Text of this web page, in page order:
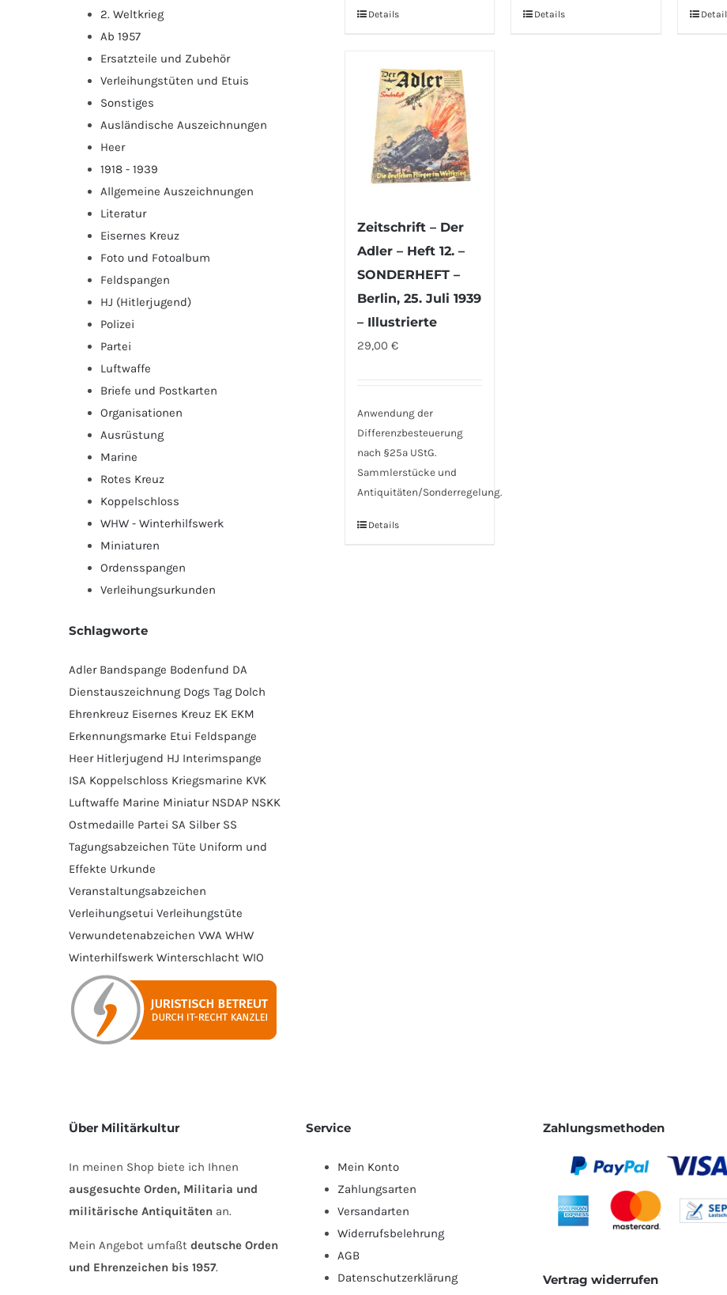
Details Details
Zeitschrift – Der
Adler – Heft 12. –
SONDERHEFT –
Berlin, 25. Juli 1939
– Illustrierte
29,00€
Anwendung der
Differenzbesteuerung
nach §25a UStG.
Sammlerstücke und
Antiquitäten/Sonderregelung.
Details
2. Weltkrieg
Ab 1957
Ersatzteile und Zubehör
Verleihungstüten und Etuis
Sonstiges
Ausländische Auszeichnungen
Heer
1918 - 1939
Allgemeine Auszeichnungen
Literatur
Eisernes Kreuz
Foto und Fotoalbum
Feldspangen
HJ (Hitlerjugend)
Polizei
Partei
Luftwaffe
Briefe und Postkarten
Organisationen
Ausrüstung
Marine
Rotes Kreuz
Koppelschloss
WHW - Winterhilfswerk
Miniaturen
Ordensspangen
Verleihungsurkunden
Schlagworte
Adler Bandspange Bodenfund DA
Dienstauszeichnung Dogs Tag Dolch
Ehrenkreuz Eisernes Kreuz EK EKM
Erkennungsmarke Etui Feldspange
Heer Hitlerjugend HJ Interimspange
ISA Koppelschloss Kriegsmarine KVK
Luftwaffe Marine Miniatur NSDAP NSKK
Ostmedaille Partei SA Silber SS
Tagungsabzeichen Tüte Uniform und
Effekte Urkunde
Veranstaltungsabzeichen
Verleihungsetui Verleihungstüte
Verwundetenabzeichen VWA WHW
Winterhilfswerk Winterschlacht WIO
Über Militärkultur
In meinen Shop biete ich Ihnen
ausgesuchte Orden, Militaria und
militärische Antiquitäten an.
Mein Angebot umfaßt deutsche Orden
und Ehrenzeichen bis 1957.
Service
Mein Konto
Zahlungsarten
Versandarten
Widerrufsbelehrung
AGB
Datenschutzerklärung
Zahlungsmethoden
Vertrag widerrufen